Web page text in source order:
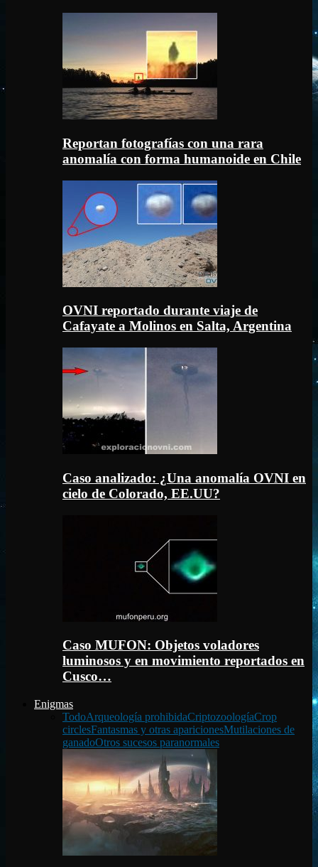
Reportan fotografías con una rara
anomalía con forma humanoide en Chile
OVNI reportado durante viaje de
Cafayate a Molinos en Salta, Argentina
Caso analizado: ¿Una anomalía OVNI en
cielo de Colorado, EE.UU?
Caso MUFON: Objetos voladores
luminosos y en movimiento reportados en
Cusco…
Enigmas
TodoArqueología prohibidaCriptozoologíaCrop
circlesFantasmas y otras aparicionesMutilaciones de
ganadoOtros sucesos paranormales